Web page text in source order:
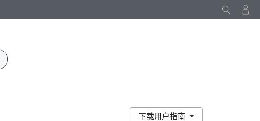
下载用户指南